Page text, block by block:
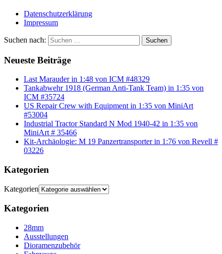
Datenschutzerklärung
Impressum
Suchen nach: Suchen
Neueste Beiträge
Last Marauder in 1:48 von ICM #48329
Tankabwehr 1918 (German Anti-Tank Team) in 1:35 von
ICM #35724
US Repair Crew with Equipment in 1:35 von MiniArt
#53004
Industrial Tractor Standard N Mod 1940-42 in 1:35 von
MiniArt # 35466
Kit-Archäologie: M 19 Panzertransporter in 1:76 von Revell #
03226
Kategorien
Kategorien
Kategorien
28mm
Ausstellungen
Dioramenzubehör